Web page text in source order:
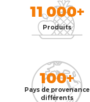
11 000+
Produits
100+
Pays de provenance
différents